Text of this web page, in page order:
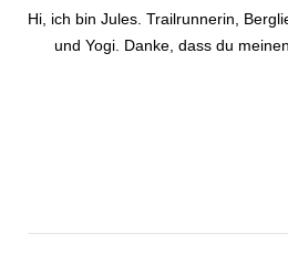
Hi, ich bin Jules. Trailrunnerin,
und Yogi. Danke, dass du